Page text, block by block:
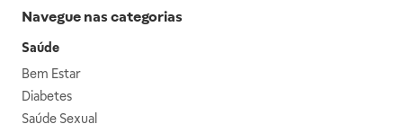
Navegue nas categorias
Saúde
Bem Estar
Diabetes
Saúde Sexual